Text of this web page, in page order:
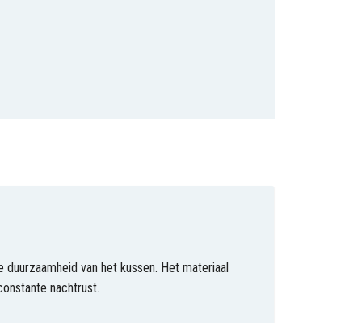
van het kussen. Het materiaal
nachtrust.